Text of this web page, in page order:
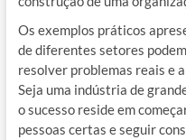
Os exemplos práticos
de diferentes setores
resolver problemas reais e
Seja uma indústria de
o sucesso reside em
pessoas certas e seguir